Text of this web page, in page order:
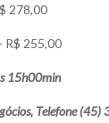
278,00
255,00
15h00min
Telefone